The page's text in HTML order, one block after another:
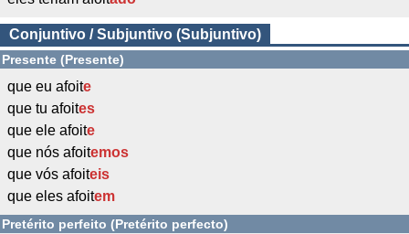
Conjuntivo / Subjuntivo (Subjuntivo)
Presente (Presente)
que eu afoite
que tu afoites
que ele afoite
que nós afoitemos
que vós afoiteis
que eles afoitem
Pretérito perfeito (Pretérito perfecto)